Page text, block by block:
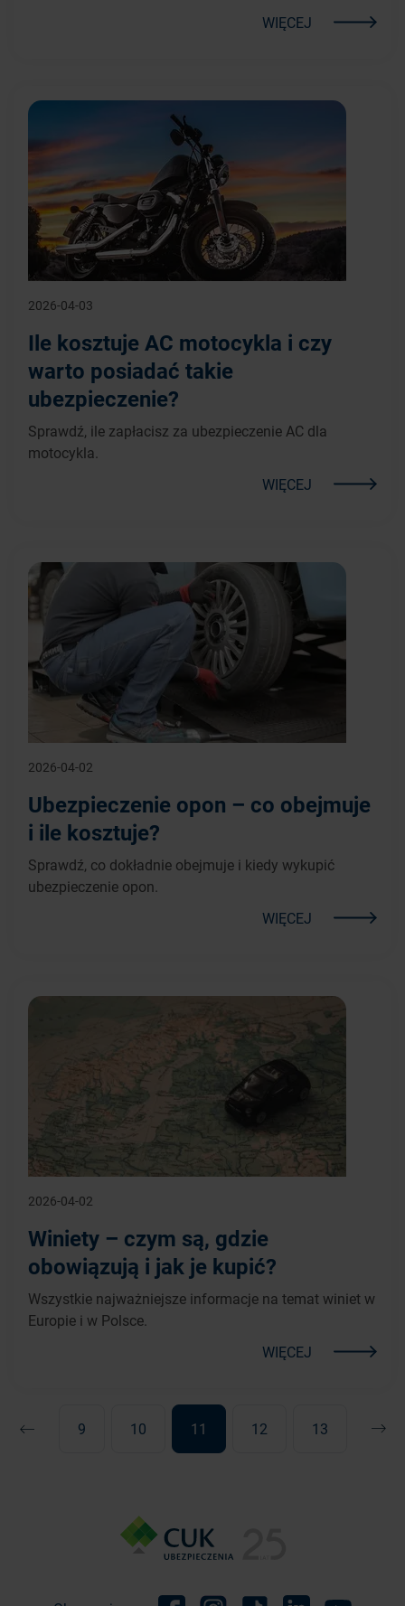
WIĘCEJ
2026-04-03
Ile kosztuje AC motocykla i czy
warto posiadać takie
ubezpieczenie?
Sprawdź, ile zapłacisz za ubezpieczenie AC dla
motocykla.
WIĘCEJ
2026-04-02
Ubezpieczenie opon – co obejmuje
i ile kosztuje?
Sprawdź, co dokładnie obejmuje i kiedy wykupić
ubezpieczenie opon.
WIĘCEJ
2026-04-02
Winiety – czym są, gdzie
obowiązują i jak je kupić?
Wszystkie najważniejsze informacje na temat winiet w
Europie i w Polsce.
WIĘCEJ
9 10 11 12 13